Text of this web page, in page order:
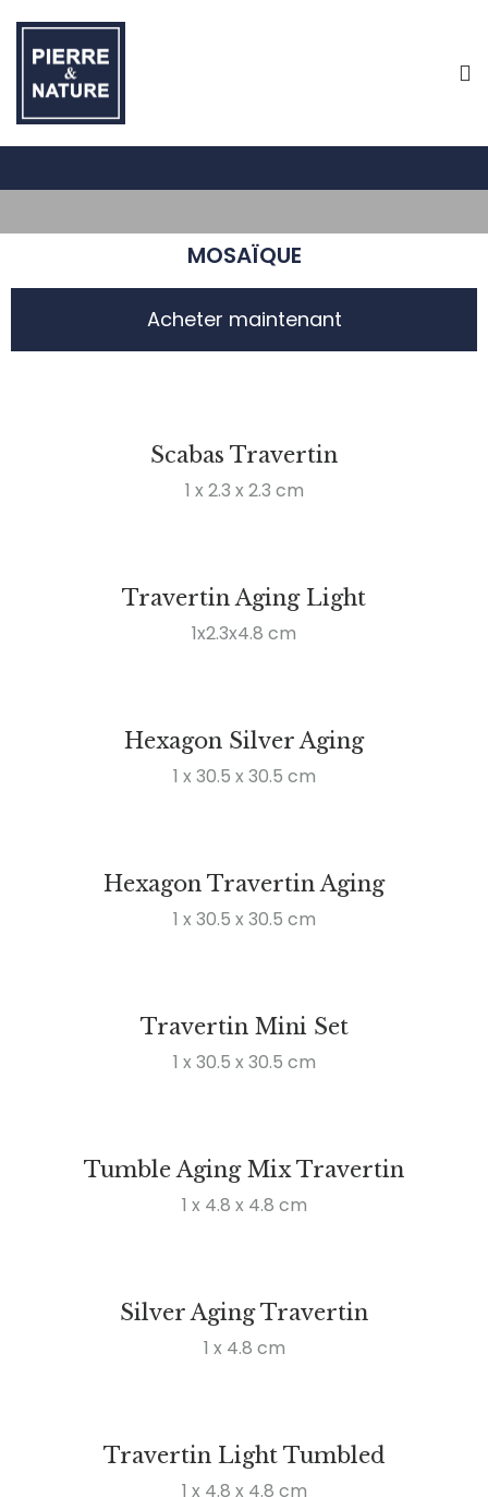
MOSAÏQUE
Acheter maintenant
Scabas Travertin
1 x 2.3 x 2.3 cm
Travertin Aging Light
1x2.3x4.8 cm
Hexagon Silver Aging
1 x 30.5 x 30.5 cm
Hexagon Travertin Aging
1 x 30.5 x 30.5 cm
Travertin Mini Set
1 x 30.5 x 30.5 cm
Tumble Aging Mix Travertin
1 x 4.8 x 4.8 cm
Silver Aging Travertin
1 x 4.8 cm
Travertin Light Tumbled
1 x 4.8 x 4.8 cm